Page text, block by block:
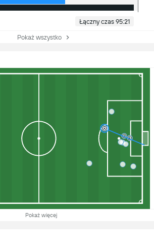
Łączny czas 95:21
Pokaż wszystko
Pokaż więcej